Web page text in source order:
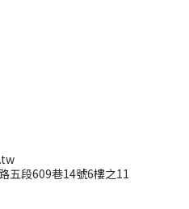
五段609巷14號6樓之11